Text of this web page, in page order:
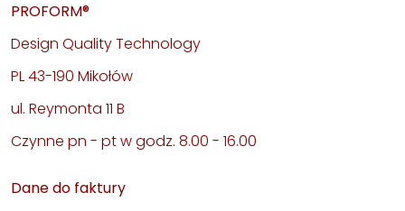
PROFORM®
Design Quality Technology
PL 43-190 Mikołów
ul. Reymonta 11 B
Czynne pn - pt w godz. 8.00 - 16.00
Dane do faktury